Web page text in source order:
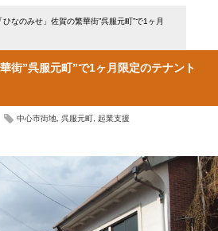
「ひなのみせ」佐賀の繁華街”呉服元町”で1ヶ月
街”呉服元町”で1ヶ月限定のテナント
中心市街地 呉服元町 起業支援